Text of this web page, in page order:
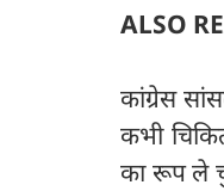
ALSO
कांग्रेस
कभी
का रूप ले